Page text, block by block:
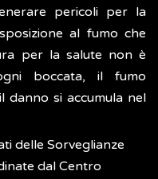
pericoli per la
al fumo che
per la salute non è
boccata, il fumo
danno si accumula nel
delle Sorveglianze
dal Centro